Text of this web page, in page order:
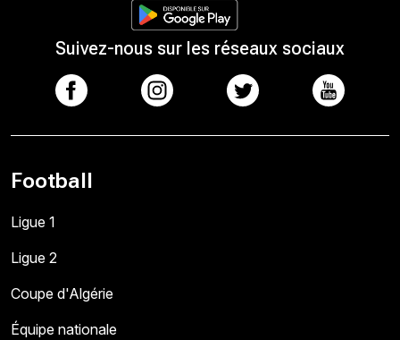
Suivez-nous sur les réseaux sociaux
Football
Ligue 1
Ligue 2
Coupe d'Algérie
Équipe nationale